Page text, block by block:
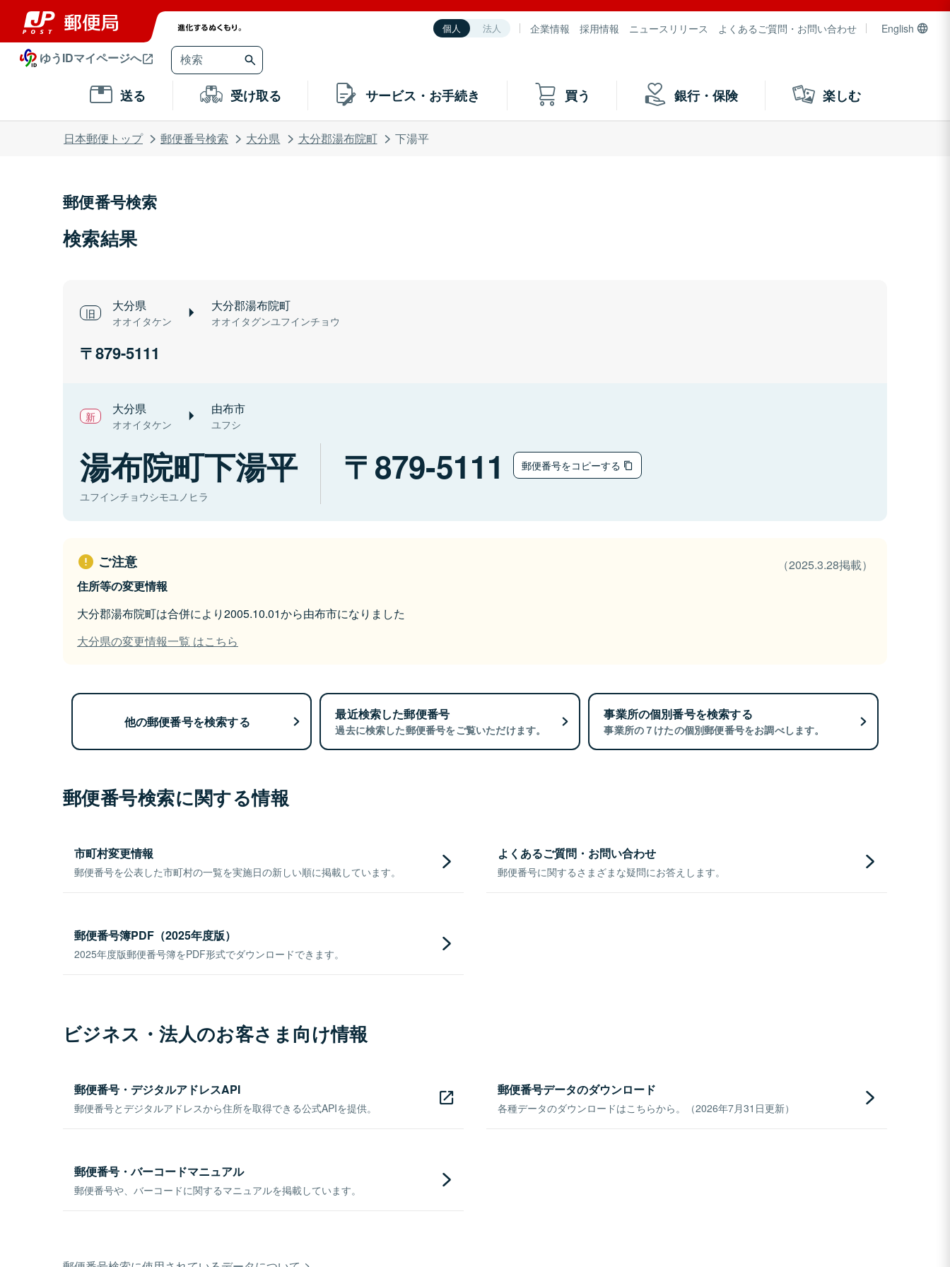
個人 法人 企業情報 採用情報 ニュースリリース よくあるご質問・お問い合わせ English
ゆうIDマイページへ
送る 受け取る サービス・お手続き 買う 銀行・保険 楽しむ
日本郵便トップ 郵便番号検索 大分県 大分郡湯布院町 下湯平
郵便番号検索
検索結果
大分県
オオイタケン
大分郡湯布院町
オオイタグンユフインチョウ
879-5111
大分県
オオイタケン
由布市
ユフシ
湯布院町下湯平
ユフインチョウシモユノヒラ
879-5111 郵便番号をコピーする
ご注意
（2025.3.28掲載）
住所等の変更情報
大分郡湯布院町は合併により2005.10.01から由布市になりました
大分県の変更情報一覧 はこちら
他の郵便番号を検索する 最近検索した郵便番号
過去に検索した郵便番号をご覧いただけます。
事業所の個別番号を検索する
事業所の７けたの個別郵便番号をお調べします。
郵便番号検索に関する情報
市町村変更情報
郵便番号を公表した市町村の一覧を実施日の新しい順に掲載しています。
よくあるご質問・お問い合わせ
郵便番号に関するさまざまな疑問にお答えします。
郵便番号簿PDF（2025年度版）
2025年度版郵便番号簿をPDF形式でダウンロードできます。
ビジネス・法人のお客さま向け情報
郵便番号・デジタルアドレスAPI
郵便番号とデジタルアドレスから住所を取得できる公式APIを提供。
郵便番号データのダウンロード
各種データのダウンロードはこちらから。（2026年7月31日更新）
郵便番号・バーコードマニュアル
郵便番号や、バーコードに関するマニュアルを掲載しています。